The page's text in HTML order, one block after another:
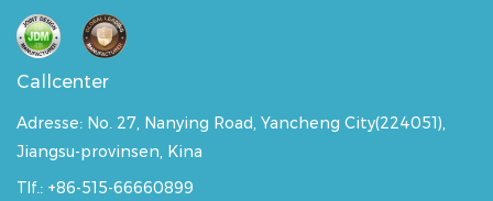
Callcenter
Adresse: No. 27, Nanying Road, Yancheng City(224051),
Jiangsu-provinsen, Kina
Tlf.: +86-515-66660899